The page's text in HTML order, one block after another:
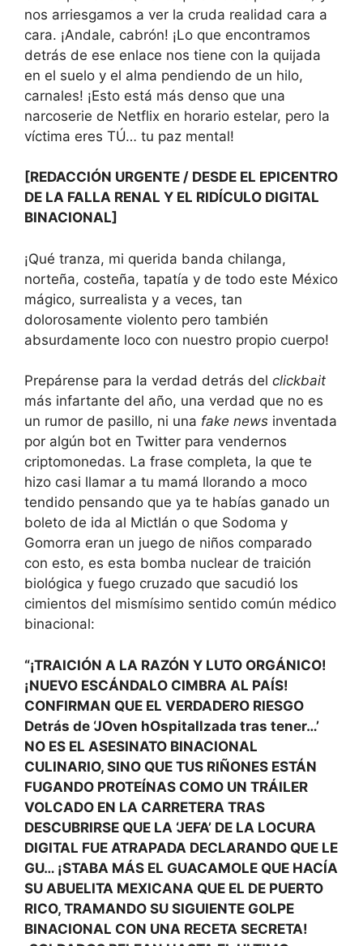
nos arriesgamos a ver la cruda realidad cara a
cara. ¡Andale, cabrón! ¡Lo que encontramos
detrás de ese enlace nos tiene con la quijada
en el suelo y el alma pendiendo de un hilo,
carnales! ¡Esto está más denso que una
narcoserie de Netflix en horario estelar, pero la
víctima eres TÚ… tu paz mental!
[REDACCIÓN URGENTE / DESDE EL EPICENTRO
DE LA FALLA RENAL Y EL RIDÍCULO DIGITAL
BINACIONAL]
¡Qué tranza, mi querida banda chilanga,
norteña, costeña, tapatía y de todo este México
mágico, surrealista y a veces, tan
dolorosamente violento pero también
absurdamente loco con nuestro propio cuerpo!
Prepárense para la verdad detrás del clickbait
más infartante del año, una verdad que no es
un rumor de pasillo, ni una fake news inventada
por algún bot en Twitter para vendernos
criptomonedas. La frase completa, la que te
hizo casi llamar a tu mamá llorando a moco
tendido pensando que ya te habías ganado un
boleto de ida al Mictlán o que Sodoma y
Gomorra eran un juego de niños comparado
con esto, es esta bomba nuclear de traición
biológica y fuego cruzado que sacudió los
cimientos del mismísimo sentido común médico
binacional:
“¡TRAICIÓN A LA RAZÓN Y LUTO ORGÁNICO!
¡NUEVO ESCÁNDALO CIMBRA AL PAÍS!
CONFIRMAN QUE EL VERDADERO RIESGO
Detrás de ‘JOven hOspitallzada tras tener…’
NO ES EL ASESINATO BINACIONAL
CULINARIO, SINO QUE TUS RIÑONES ESTÁN
FUGANDO PROTEÍNAS COMO UN TRÁILER
VOLCADO EN LA CARRETERA TRAS
DESCUBRIRSE QUE LA ‘JEFA’ DE LA LOCURA
DIGITAL FUE ATRAPADA DECLARANDO QUE LE
GU… ¡STABA MÁS EL GUACAMOLE QUE HACÍA
SU ABUELITA MEXICANA QUE EL DE PUERTO
RICO, TRAMANDO SU SIGUIENTE GOLPE
BINACIONAL CON UNA RECETA SECRETA!